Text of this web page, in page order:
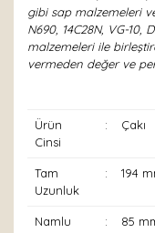
gibi sap malzemeleri
N690, 14C28N, VG-10,
malzemeleri ile
vermeden değer ve
Ürün
Cinsi
: Çakı
Tam
Uzunluk
: 194
Namlu
: 85